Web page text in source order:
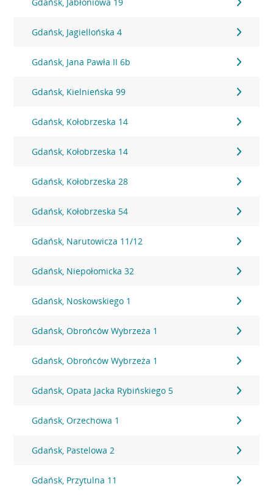
Gdańsk, Jagiellońska 4
Gdańsk, Jana Pawła II 6b
Gdańsk, Kielnieńska 99
Gdańsk, Kołobrzeska 14
Gdańsk, Kołobrzeska 14
Gdańsk, Kołobrzeska 28
Gdańsk, Kołobrzeska 54
Gdańsk, Narutowicza 11/12
Gdańsk, Niepołomicka 32
Gdańsk, Noskowskiego 1
Gdańsk, Obrońców Wybrzeża 1
Gdańsk, Obrońców Wybrzeża 1
Gdańsk, Opata Jacka Rybińskiego 5
Gdańsk, Orzechowa 1
Gdańsk, Pastelowa 2
Gdańsk, Przytulna 11